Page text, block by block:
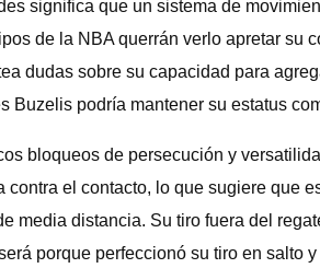
significa que un sistema de
de la NBA querrán verlo apretar su
dudas sobre su capacidad para
podría mantener su estatus
bloqueos de persecución y
el contacto, lo que sugiere que
media distancia. Su tiro fuera del
porque perfeccionó su tiro en salto